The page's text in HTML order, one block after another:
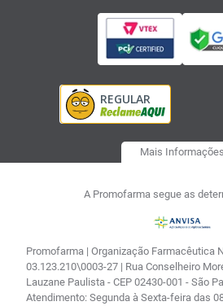
Mais Informações
A Promofarma segue as
Promofarma | Organização Farmacêutica
03.123.210\0003-27 | Rua Conselheiro
Lauzane Paulista - CEP 02430-001 - São
Atendimento: Segunda à Sexta-feira das